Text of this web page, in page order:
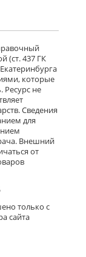
(ст. 437 ГК
которые
Ресурс не
Сведения
для
Внешний
от
только с
сайта